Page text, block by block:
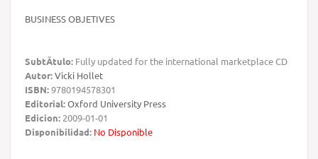
BUSINESS OBJETIVES
SubtÃ­tulo: Fully updated for the international marketplace CD
Autor:Vicki Hollet
ISBN:9780194578301
Editorial:Oxford University Press
Edicion: 2009-01-01
Disponibilidad: No Disponible